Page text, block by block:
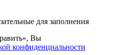
для заполнения
Вы
конфиденциальности